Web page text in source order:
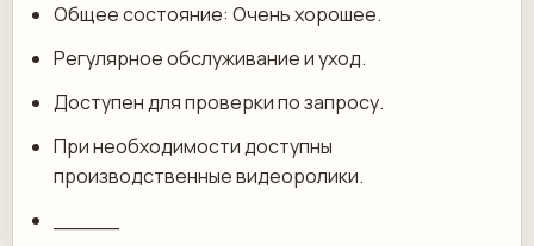
Общее состояние: Очень хорошее.
Регулярное обслуживание и уход.
Доступен для проверки по запросу.
При необходимости доступны
производственные видеоролики.